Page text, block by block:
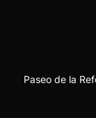
Paseo de la